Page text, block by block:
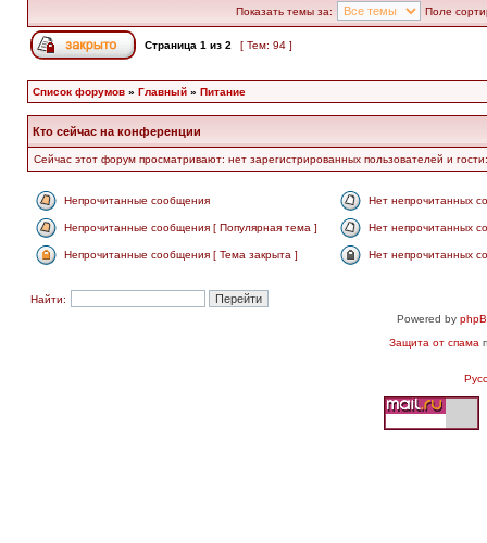
Показать темы за: Поле
Страница 1 из 2 [ Тем: 94 ]
Список форумов » Главный » Питание
Кто сейчас на конференции
Сейчас этот форум просматривают: нет зарегистрированных пользователей и
Непрочитанные сообщения Нет непрочитанных
Непрочитанные сообщения [ Популярная тема ] Нет непрочитанных
Непрочитанные сообщения [ Тема закрыта ] Нет непрочитанных
Найти:
Powered by
Защита от спама